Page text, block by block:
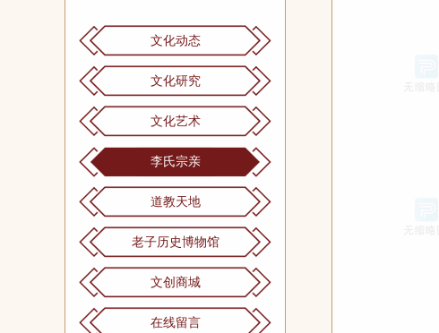
文化动态
文化研究
文化艺术
李氏宗亲
道教天地
老子历史博物馆
文创商城
在线留言